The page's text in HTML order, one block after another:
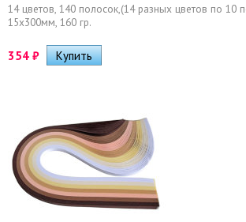
14 цветов, 140 полосок,(14 разных цветов по 10
15х300мм, 160 гр.
354 ₽